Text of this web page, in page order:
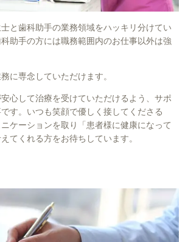
と歯科助手の業務領域をハッキリ分けてい
助手の方には職務範囲内のお仕事以外は強
に専念していただけます。
心して治療を受けていただけるよう、サポ
す。いつも笑顔で優しく接してくださる
ケーションを取り「患者様に健康になって
てくれる方をお待ちしています。